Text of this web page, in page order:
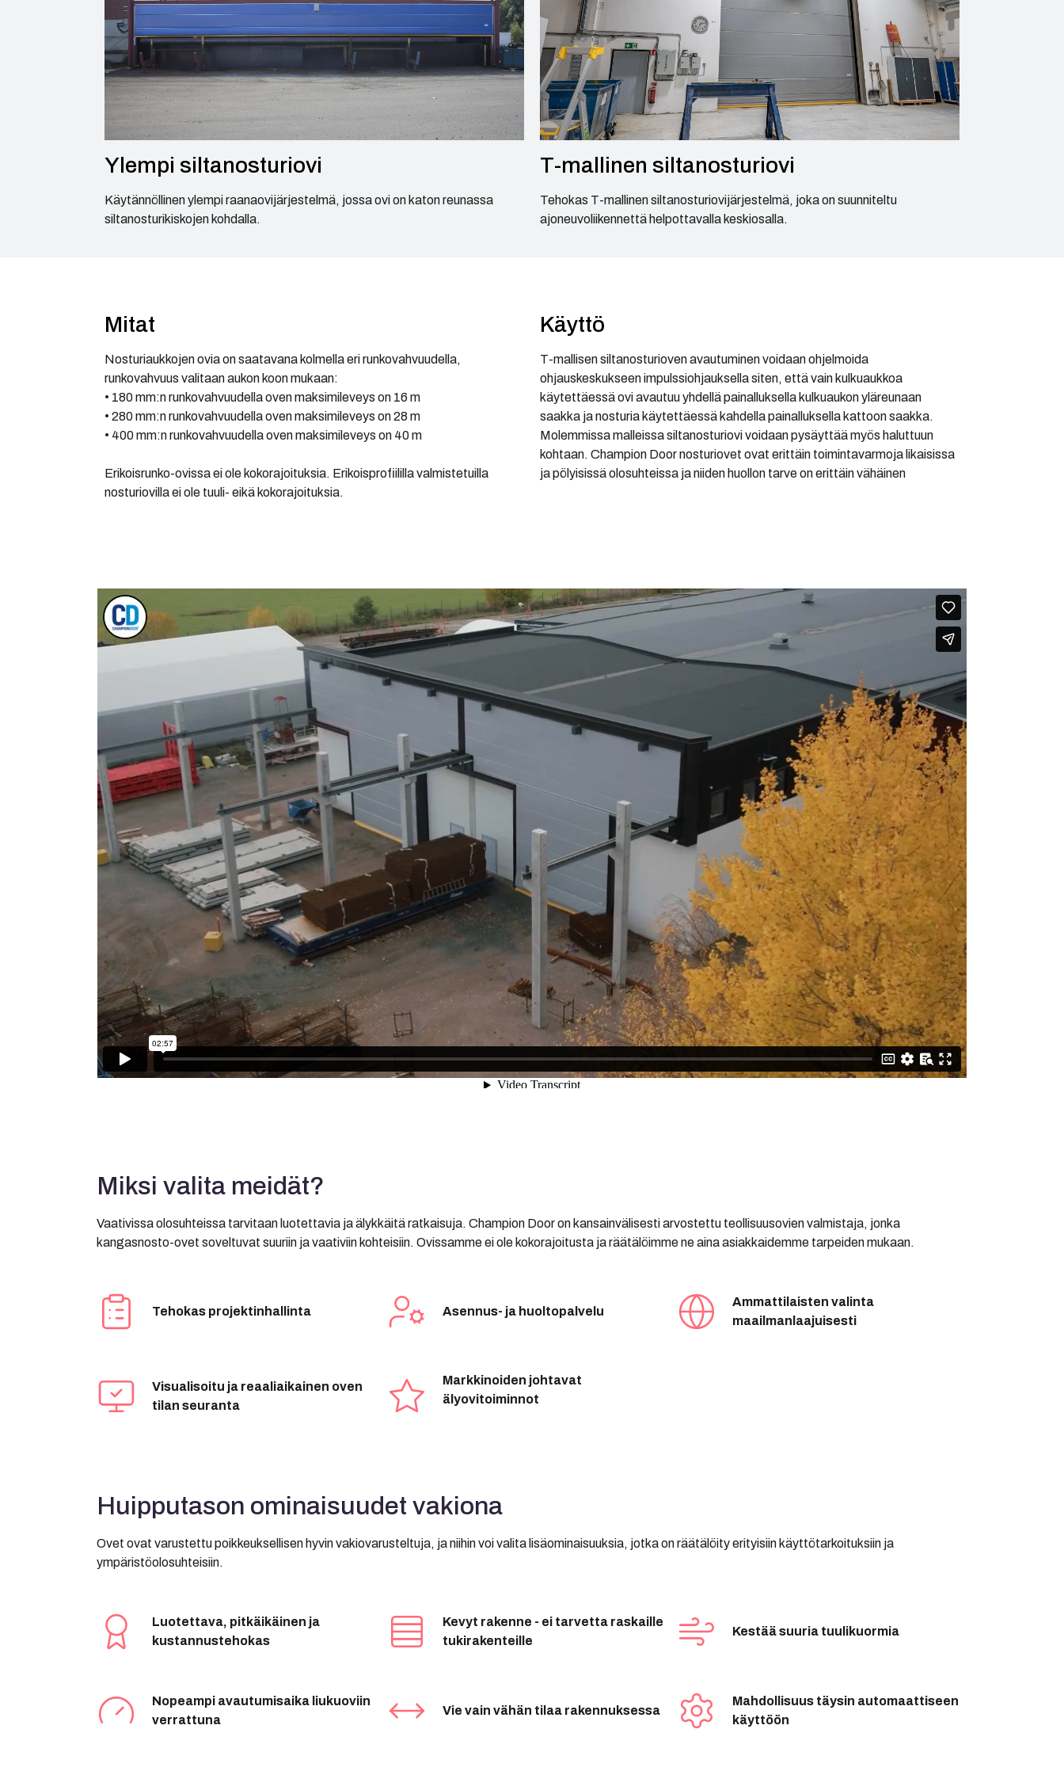
Ylempi siltanosturiovi
Käytännöllinen ylempi raanaovijärjestelmä, jossa ovi on katon reunassa
siltanosturikiskojen kohdalla.
T-mallinen siltanosturiovi
Tehokas T-mallinen siltanosturiovijärjestelmä, joka on suunniteltu
ajoneuvoliikennettä helpottavalla keskiosalla.
Mitat
Nosturiaukkojen ovia on saatavana kolmella eri runkovahvuudella,
runkovahvuus valitaan aukon koon mukaan:
• 180 mm:n runkovahvuudella oven maksimileveys on 16 m
• 280 mm:n runkovahvuudella oven maksimileveys on 28 m
• 400 mm:n runkovahvuudella oven maksimileveys on 40 m
Erikoisrunko-ovissa ei ole kokorajoituksia. Erikoisprofiililla valmistetuilla
nosturiovilla ei ole tuuli- eikä kokorajoituksia.
Käyttö
T-mallisen siltanosturioven avautuminen voidaan ohjelmoida
ohjauskeskukseen impulssiohjauksella siten, että vain kulkuaukkoa
käytettäessä ovi avautuu yhdellä painalluksella kulkuaukon yläreunaan
saakka ja nosturia käytettäessä kahdella painalluksella kattoon saakka.
Molemmissa malleissa siltanosturiovi voidaan pysäyttää myös haluttuun
kohtaan. Champion Door nosturiovet ovat erittäin toimintavarmoja likaisissa
ja pölyisissä olosuhteissa ja niiden huollon tarve on erittäin vähäinen
Miksi valita meidät?
Vaativissa olosuhteissa tarvitaan luotettavia ja älykkäitä ratkaisuja. Champion Door on kansainvälisesti arvostettu teollisuusovien valmistaja, jonka
kangasnosto-ovet soveltuvat suuriin ja vaativiin kohteisiin. Ovissamme ei ole kokorajoitusta ja räätälöimme ne aina asiakkaidemme tarpeiden mukaan.
Tehokas projektinhallinta Asennus- ja huoltopalvelu
Ammattilaisten valinta
maailmanlaajuisesti
Visualisoitu ja reaaliaikainen oven
tilan seuranta
Markkinoiden johtavat
älyovitoiminnot
Huipputason ominaisuudet vakiona
Ovet ovat varustettu poikkeuksellisen hyvin vakiovarusteltuja, ja niihin voi valita lisäominaisuuksia, jotka on räätälöity erityisiin käyttötarkoituksiin ja
ympäristöolosuhteisiin.
Luotettava, pitkäikäinen ja
kustannustehokas
Kevyt rakenne - ei tarvetta raskaille
tukirakenteille
Kestää suuria tuulikuormia
Nopeampi avautumisaika liukuoviin
verrattuna
Vie vain vähän tilaa rakennuksessa
Mahdollisuus täysin automaattiseen
käyttöön